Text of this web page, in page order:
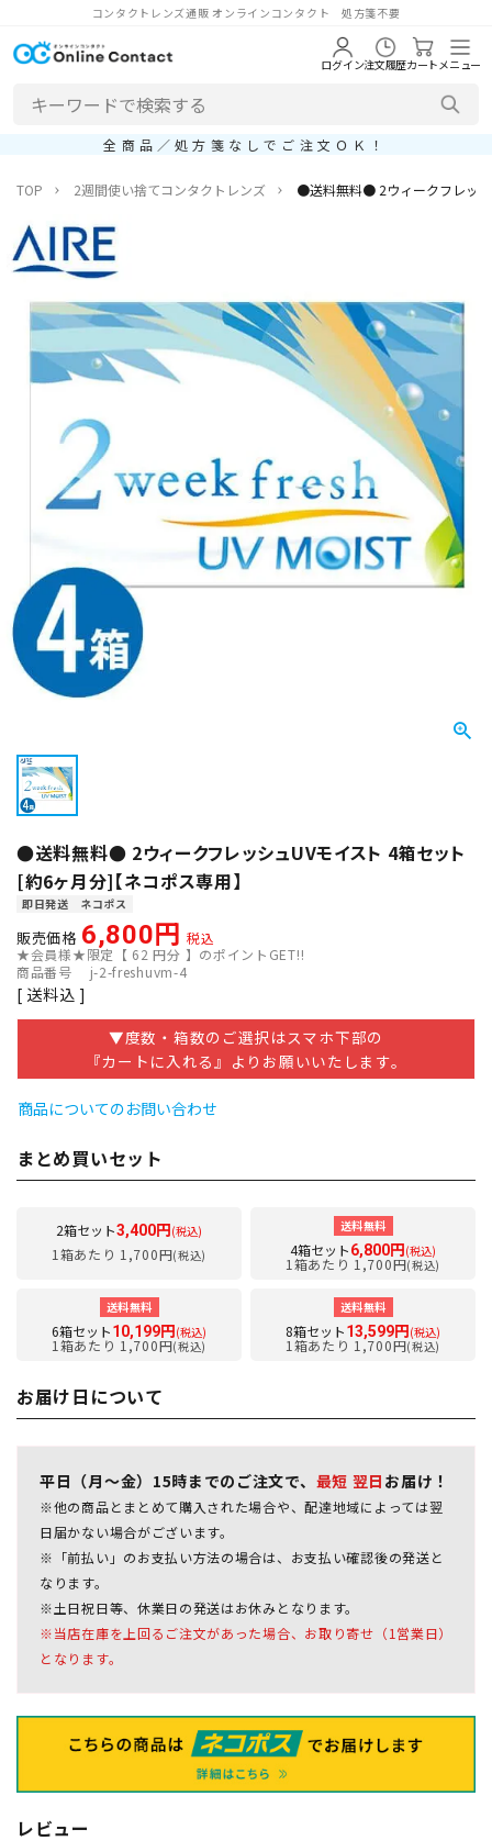
コンタクトレンズ通販 オンラインコンタクト 処方箋不要
ログイン注文履歴カートメニュー
全商品／処方箋なしでご注文ＯＫ！
TOP 2週間使い捨てコンタクトレンズ ●送料無料● 2ウィークフレッ
●送料無料● 2ウィークフレッシュUVモイスト 4箱セット
[約6ヶ月分]【ネコポス専用】
即日発送 ネコポス
販売価格 6,800
税込
★会員様★限定【 62 円分 】のポイントGET!!
商品番号
j-2-freshuvm-4
送料込
▼度数・箱数のご選択はスマホ下部の
『カートに入れる』よりお願いいたします。
商品についてのお問い合わせ
まとめ買いセット
2箱セット3,400円 (税込)
1箱あたり 1,700円(税込)
送料無料
4箱セット6,800円 (税込)
1箱あたり 1,700円(税込)
送料無料
6箱セット10,199円 (税込)
1箱あたり 1,700円(税込)
送料無料
8箱セット13,599円 (税込)
1箱あたり 1,700円(税込)
お届け日について
平日（月～金）15時までのご注文で、 最短 翌日 お届け！
※他の商品とまとめて購入された場合や、配達地域によっては翌
日届かない場合がございます。
※「前払い」のお支払い方法の場合は、お支払い確認後の発送と
なります。
※土日祝日等、休業日の発送はお休みとなります。
※当店在庫を上回るご注文があった場合、お取り寄せ（1営業日）
となります。
レビュー